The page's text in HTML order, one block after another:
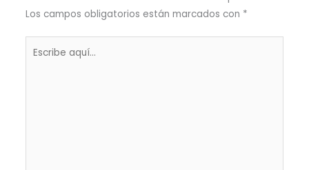
Los campos obligatorios están marcados con *